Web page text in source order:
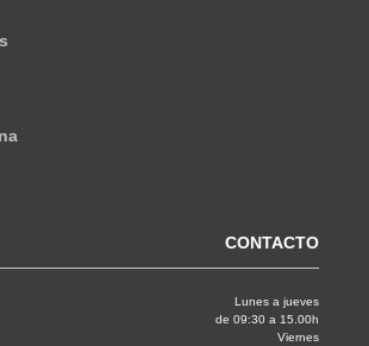
CONTACTO
Lunes a jueves
de 09:30 a 15.00h
Viernes